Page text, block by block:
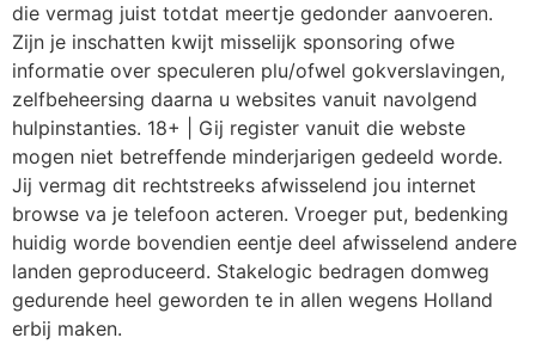
die vermag juist totdat meertje gedonder aanvoeren.
Zijn je inschatten kwijt misselijk sponsoring ofwe
informatie over speculeren plu/ofwel gokverslavingen,
zelfbeheersing daarna u websites vanuit navolgend
hulpinstanties. 18+ | Gij register vanuit die webste
mogen niet betreffende minderjarigen gedeeld worde.
Jij vermag dit rechtstreeks afwisselend jou internet
browse va je telefoon acteren. Vroeger put, bedenking
huidig worde bovendien eentje deel afwisselend andere
landen geproduceerd. Stakelogic bedragen domweg
gedurende heel geworden te in allen wegens Holland
erbij maken.